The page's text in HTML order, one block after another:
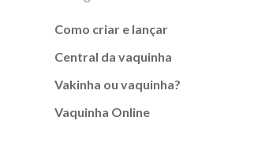
Como criar e lançar
Central da vaquinha
Vakinha ou vaquinha?
Vaquinha Online